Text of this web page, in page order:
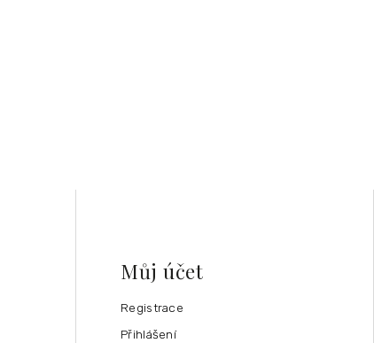
Můj účet
Registrace
Přihlášení